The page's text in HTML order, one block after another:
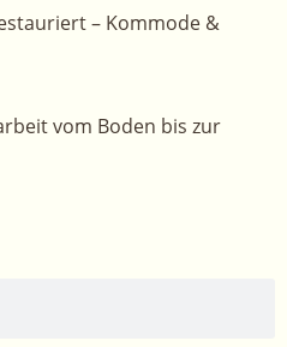
– Kommode &
vom Boden bis zur